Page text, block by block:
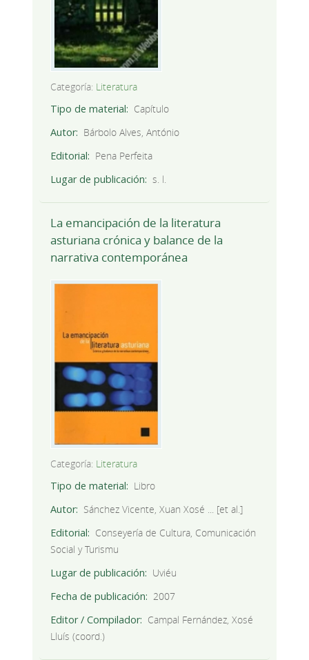
Categoría: Literatura
Tipo de material
Capítulo
Autor
Bárbolo Alves, António
Editorial
Pena Perfeita
Lugar de publicación
s. l.
La emancipación de la literatura
asturiana crónica y balance de la
narrativa contemporánea
Categoría: Literatura
Tipo de material
Libro
Autor
Sánchez Vicente, Xuan Xosé ... [et al.]
Editorial
Conseyería de Cultura, Comunicación
Social y Turismu
Lugar de publicación
Uviéu
Fecha de publicación
2007
Editor / Compilador
Campal Fernández, Xosé
Lluís (coord.)